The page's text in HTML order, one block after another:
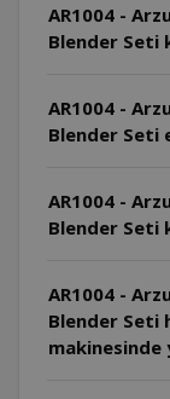
AR1004 -
Blender Seti
AR1004 -
Blender Seti
AR1004 -
Blender Seti
AR1004 -
Blender Seti
makinesinde